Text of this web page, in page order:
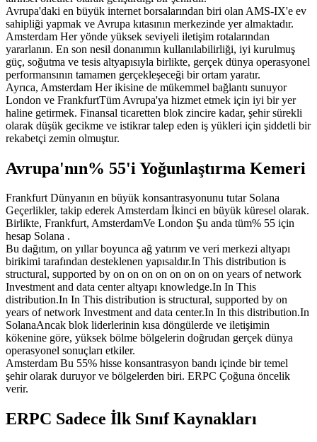
Avrupa'daki en büyük internet borsalarından biri olan AMS-IX'e ev
sahipliği yapmak ve Avrupa kıtasının merkezinde yer almaktadır.
Amsterdam Her yönde yüksek seviyeli iletişim rotalarından
yararlanın. En son nesil donanımın kullanılabilirliği, iyi kurulmuş
güç, soğutma ve tesis altyapısıyla birlikte, gerçek dünya operasyonel
performansının tamamen gerçekleşeceği bir ortam yaratır.
Ayrıca, Amsterdam Her ikisine de mükemmel bağlantı sunuyor
London ve FrankfurtTüm Avrupa'ya hizmet etmek için iyi bir yer
haline getirmek. Finansal ticaretten blok zincire kadar, şehir sürekli
olarak düşük gecikme ve istikrar talep eden iş yükleri için şiddetli bir
rekabetçi zemin olmuştur.
Avrupa'nın% 55'i Yoğunlaştırma Kemeri
Frankfurt Dünyanın en büyük konsantrasyonunu tutar Solana
Geçerlikler, takip ederek Amsterdam İkinci en büyük küresel olarak.
Birlikte, Frankfurt, AmsterdamVe London Şu anda tüm% 55 için
hesap Solana .
Bu dağıtım, on yıllar boyunca ağ yatırım ve veri merkezi altyapı
birikimi tarafından desteklenen yapısaldır.In This distribution is
structural, supported by on on on on on on on on years of network
Investment and data center altyapı knowledge.In In This
distribution.In In This distribution is structural, supported by on
years of network Investment and data center.In In this distribution.In
SolanaAncak blok liderlerinin kısa döngülerde ve iletişimin
kökenine göre, yüksek bölme bölgelerin doğrudan gerçek dünya
operasyonel sonuçları etkiler.
Amsterdam Bu 55% hisse konsantrasyon bandı içinde bir temel
şehir olarak duruyor ve bölgelerden biri. ERPC Çoğuna öncelik
verir.
ERPC Sadece İlk Sınıf Kaynakları